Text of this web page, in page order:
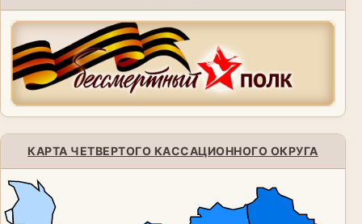
КАРТА ЧЕТВЕРТОГО КАССАЦИОННОГО ОКРУГА